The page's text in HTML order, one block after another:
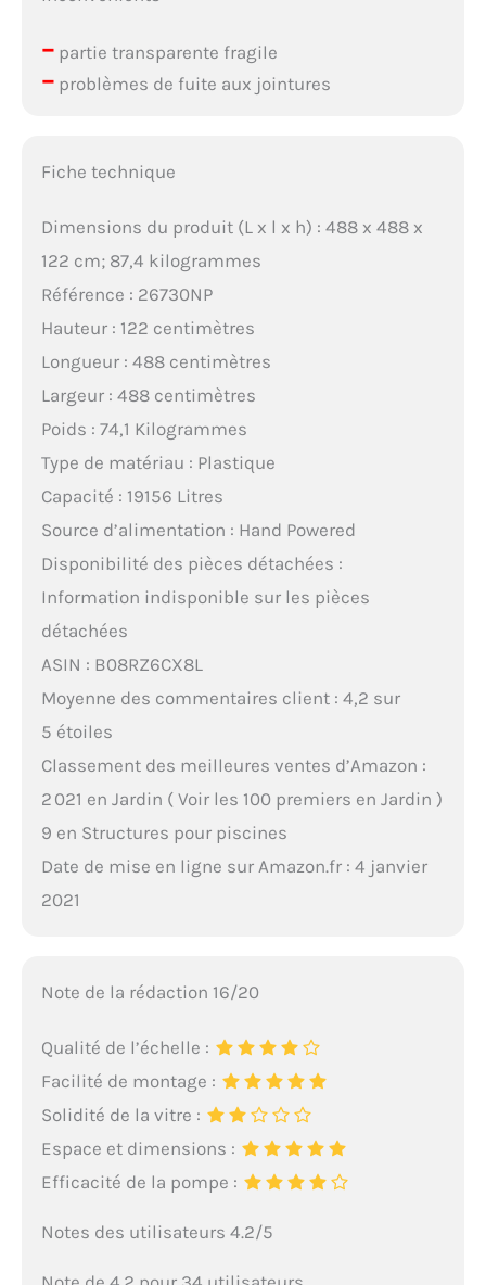
–partie transparente fragile
–problèmes de fuite aux jointures
Fiche technique
Dimensions du produit (L x l x h) : 488 x 488 x
122 cm; 87,4 kilogrammes
Référence : 26730NP
Hauteur : 122 centimètres
Longueur : 488 centimètres
Largeur : 488 centimètres
Poids : 74,1 Kilogrammes
Type de matériau : Plastique
Capacité : 19156 Litres
Source d’alimentation : Hand Powered
Disponibilité des pièces détachées :
Information indisponible sur les pièces
détachées
ASIN : B08RZ6CX8L
Moyenne des commentaires client : 4,2 sur
5 étoiles
Classement des meilleures ventes d’Amazon :
2 021 en Jardin ( Voir les 100 premiers en Jardin )
9 en Structures pour piscines
Date de mise en ligne sur Amazon.fr : 4 janvier
2021
Note de la rédaction 16/20
Qualité de l’échelle :
Facilité de montage :
Solidité de la vitre :
Espace et dimensions :
Efficacité de la pompe :
Notes des utilisateurs 4.2/5